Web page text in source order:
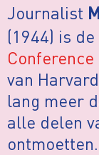
Journalist
(1944) is
van
lang meer
alle delen
ontmoetten.